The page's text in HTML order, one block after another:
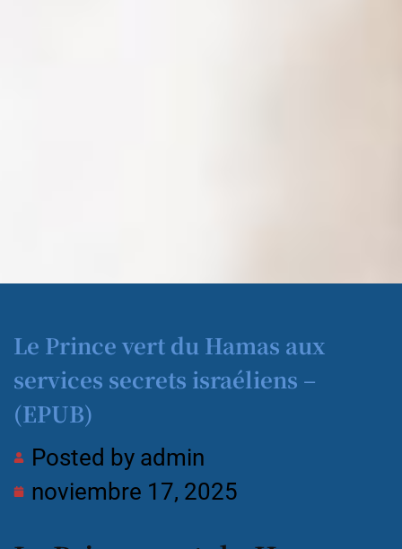
Le Prince vert du Hamas aux
services secrets israéliens –
(EPUB)
Posted by admin
noviembre 17, 2025